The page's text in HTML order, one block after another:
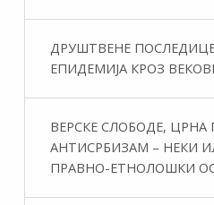
ДРУШТВЕНЕ
ЕПИДЕМИЈА КРОЗ
ВЕРСКЕ СЛОБОДЕ, ЦРНА
АНТИСРБИЗАМ – НЕКИ
ПРАВНО-ЕТНОЛОШКИ